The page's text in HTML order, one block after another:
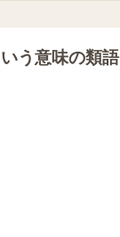
う意味の類語